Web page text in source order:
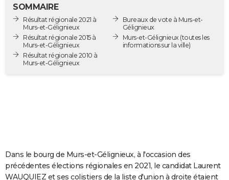
Destinations
City break
Voyage nature
Voyage de noces
Forum
Climat
GUIDES D'ACHAT
BONS PLANS
S'inscrire
Se connecter
Lycées
Collèges
Primaires
Universités
Entreprises
Service militaire
Avis de recherche
AVIS DE DÉCÈS
FORUM
SOMMAIRE
Résultat régionale 2021 à
Murs-et-Gélignieux
Résultat régionale 2015 à
Murs-et-Gélignieux
Résultat régionale 2010 à
Murs-et-Gélignieux
Bureaux de vote à Murs-et-
Gélignieux
Murs-et-Gélignieux (toutes les
informations sur la ville)
Dans le bourg de Murs-et-Gélignieux, à l'occasion des
précédentes élections régionales en 2021, le candidat Laurent
WAUQUIEZ et ses colistiers de la liste d'union à droite étaient